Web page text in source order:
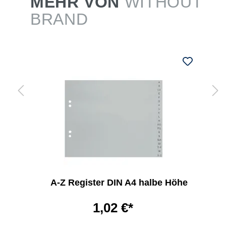
BRAND
A-Z Register DIN A4 halbe Höhe
1,02 €*